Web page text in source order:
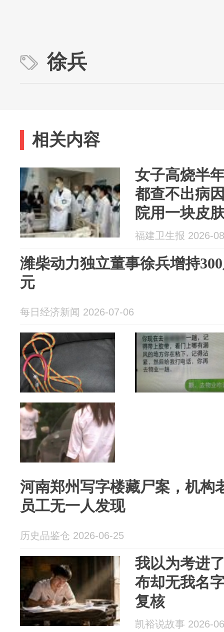
徐兵
相关内容
女子高烧半
都查不出病
院用一块皮
福建卫生报 2026-
潍柴动力独立董事徐兵增持
元
每日经济新闻 2026-07-06
河南郑州写字楼藏尸案，机构
员工无一人发现
历史品鉴仓 2026-06-25
我以为考进
布却无我名
复核
凯裕说故事 2026-